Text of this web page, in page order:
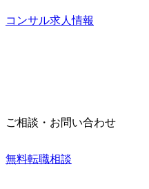
コンサル求人情報
ご相談・お問い合わせ
無料転職相談